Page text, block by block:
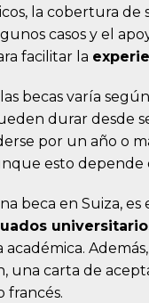
la cobertura
casos y el
facilitar la
becas varía
durar desde
por un año o
esto depende
beca en Suiza,
académica.
una carta de
francés.